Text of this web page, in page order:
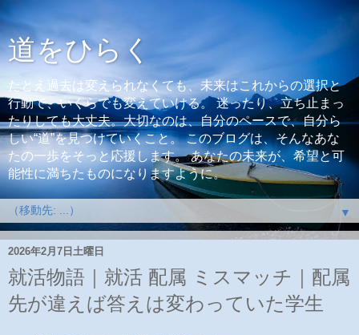
道をひらく
たとえ過去は変えられなくても、未来はこれからの選択と
行動で、いくらでも変えていける。 迷ったり、立ち止まっ
たりしても大丈夫。大切なのは、自分のペースで、自分ら
しい“道”を見つけていくこと。 このブログは、そんなあな
たの一歩をそっと応援します。 あなたの未来が、希望と可
能性に満ちたものになりますように。
▼
2026年2月7日土曜日
就活物語｜就活 配属 ミスマッチ｜配属
先が違えば答えは変わっていた学生